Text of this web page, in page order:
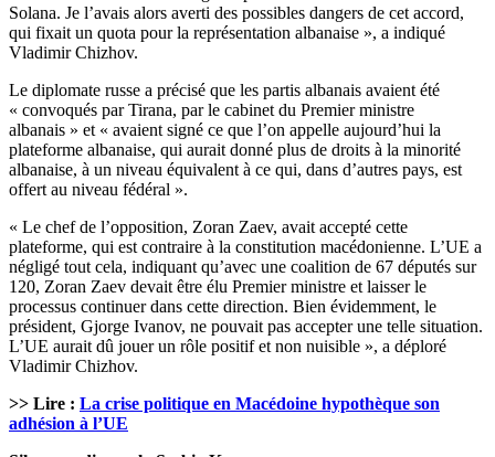
Solana. Je l’avais alors averti des possibles dangers de cet accord,
qui fixait un quota pour la représentation albanaise », a indiqué
Vladimir Chizhov.
Le diplomate russe a précisé que les partis albanais avaient été
« convoqués par Tirana, par le cabinet du Premier ministre
albanais » et « avaient signé ce que l’on appelle aujourd’hui la
plateforme albanaise, qui aurait donné plus de droits à la minorité
albanaise, à un niveau équivalent à ce qui, dans d’autres pays, est
offert au niveau fédéral ».
« Le chef de l’opposition, Zoran Zaev, avait accepté cette
plateforme, qui est contraire à la constitution macédonienne. L’UE a
négligé tout cela, indiquant qu’avec une coalition de 67 députés sur
120, Zoran Zaev devait être élu Premier ministre et laisser le
processus continuer dans cette direction. Bien évidemment, le
président, Gjorge Ivanov, ne pouvait pas accepter une telle situation.
L’UE aurait dû jouer un rôle positif et non nuisible », a déploré
Vladimir Chizhov.
>> Lire : La crise politique en Macédoine hypothèque son
adhésion à l’UE